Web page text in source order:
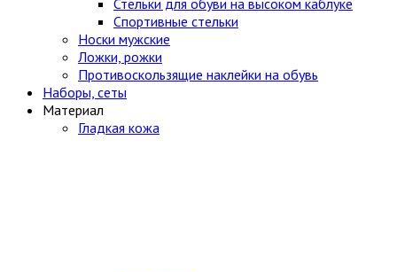
Стельки для обуви на высоком каблуке
Спортивные стельки
Носки мужские
Ложки, рожки
Противоскользящие наклейки на обувь
Наборы, сеты
Материал
Гладкая кожа